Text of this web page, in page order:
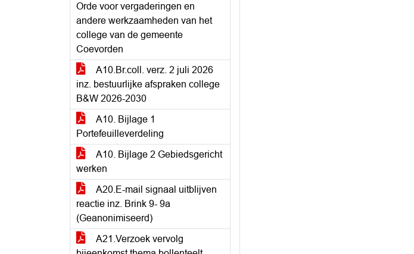
Orde voor vergaderingen en
andere werkzaamheden van het
college van de gemeente
Coevorden
A10.Br.coll. verz. 2 juli 2026
inz. bestuurlijke afspraken college
B&W 2026-2030
A10. Bijlage 1
Portefeuilleverdeling
A10. Bijlage 2 Gebiedsgericht
werken
A20.E-mail signaal uitblijven
reactie inz. Brink 9- 9a
(Geanonimiseerd)
A21.Verzoek vervolg